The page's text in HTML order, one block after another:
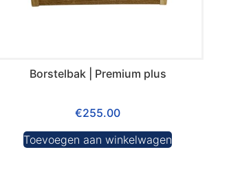
Borstelbak | Premium plus
€255.00
Toevoegen aan winkelwagen